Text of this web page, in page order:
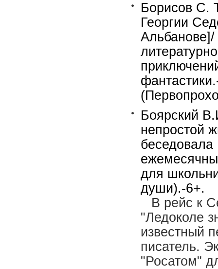
Борисов С.
Георгии
Боярский
непростой
для
души).-6+.
В рейс к
"Ледоколе
известный
писатель.
"Росатом"